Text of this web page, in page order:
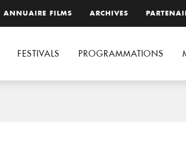
ANNUAIRE FILMS ARCHIVES
FESTIVALS PROGRAMMATIONS